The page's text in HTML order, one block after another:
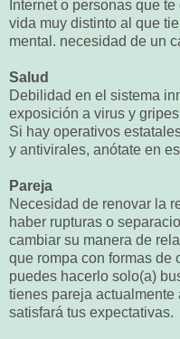
Internet o personas que
vida muy distinto al que
mental. necesidad de un
Salud
Debilidad en el sistema
exposición a virus y
Si hay operativos
y antivirales, anótate en
Pareja
Necesidad de renovar la
haber rupturas o
cambiar su manera de
que rompa con formas de
puedes hacerlo solo(a)
tienes pareja
satisfará tus expectativas.